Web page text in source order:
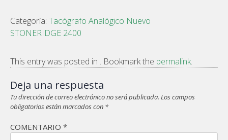
Categoría: Tacógrafo Analógico Nuevo
STONERIDGE 2400
This entry was posted in . Bookmark the permalink.
Deja una respuesta
Tu dirección de correo electrónico no será publicada. Los campos
obligatorios están marcados con *
COMENTARIO *